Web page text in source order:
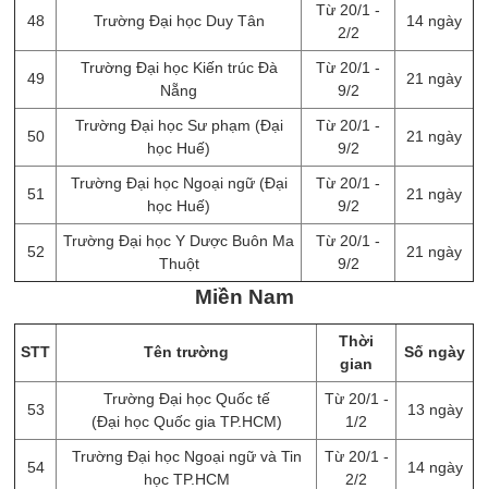
48 Trường Đại học Duy Tân
Từ 20/1 -
2/2
14 ngày
49
Trường Đại học Kiến trúc Đà
Nẵng
Từ 20/1 -
9/2
21 ngày
50
Trường Đại học Sư phạm (Đại
học Huế)
Từ 20/1 -
9/2
21 ngày
51
Trường Đại học Ngoại ngữ (Đại
học Huế)
Từ 20/1 -
9/2
21 ngày
52
Trường Đại học Y Dược Buôn Ma
Thuột
Từ 20/1 -
9/2
21 ngày
Miền Nam
STT Tên trường
Thời
gian
Số ngày
53
Trường Đại học Quốc tế
(Đại học Quốc gia TP.HCM)
Từ 20/1 -
1/2
13 ngày
54
Trường Đại học Ngoại ngữ và Tin
học TP.HCM
Từ 20/1 -
2/2
14 ngày